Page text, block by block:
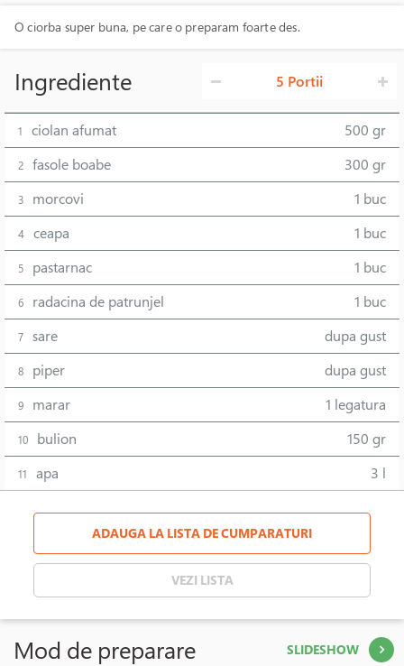
O ciorba super buna, pe care o preparam foarte des.
Ingrediente 5 Portii
1 ciolan afumat 500 gr
2 fasole boabe 300 gr
3 morcovi 1 buc
4 ceapa 1 buc
5 pastarnac 1 buc
6 radacina de patrunjel 1 buc
7 sare dupa gust
8 piper dupa gust
9 marar 1 legatura
10 bulion 150 gr
11 apa 3 l
ADAUGA LA LISTA DE CUMPARATURI
VEZI LISTA
Mod de preparare SLIDESHOW